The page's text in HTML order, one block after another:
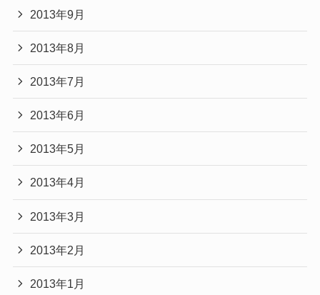
2013年9月
2013年8月
2013年7月
2013年6月
2013年5月
2013年4月
2013年3月
2013年2月
2013年1月